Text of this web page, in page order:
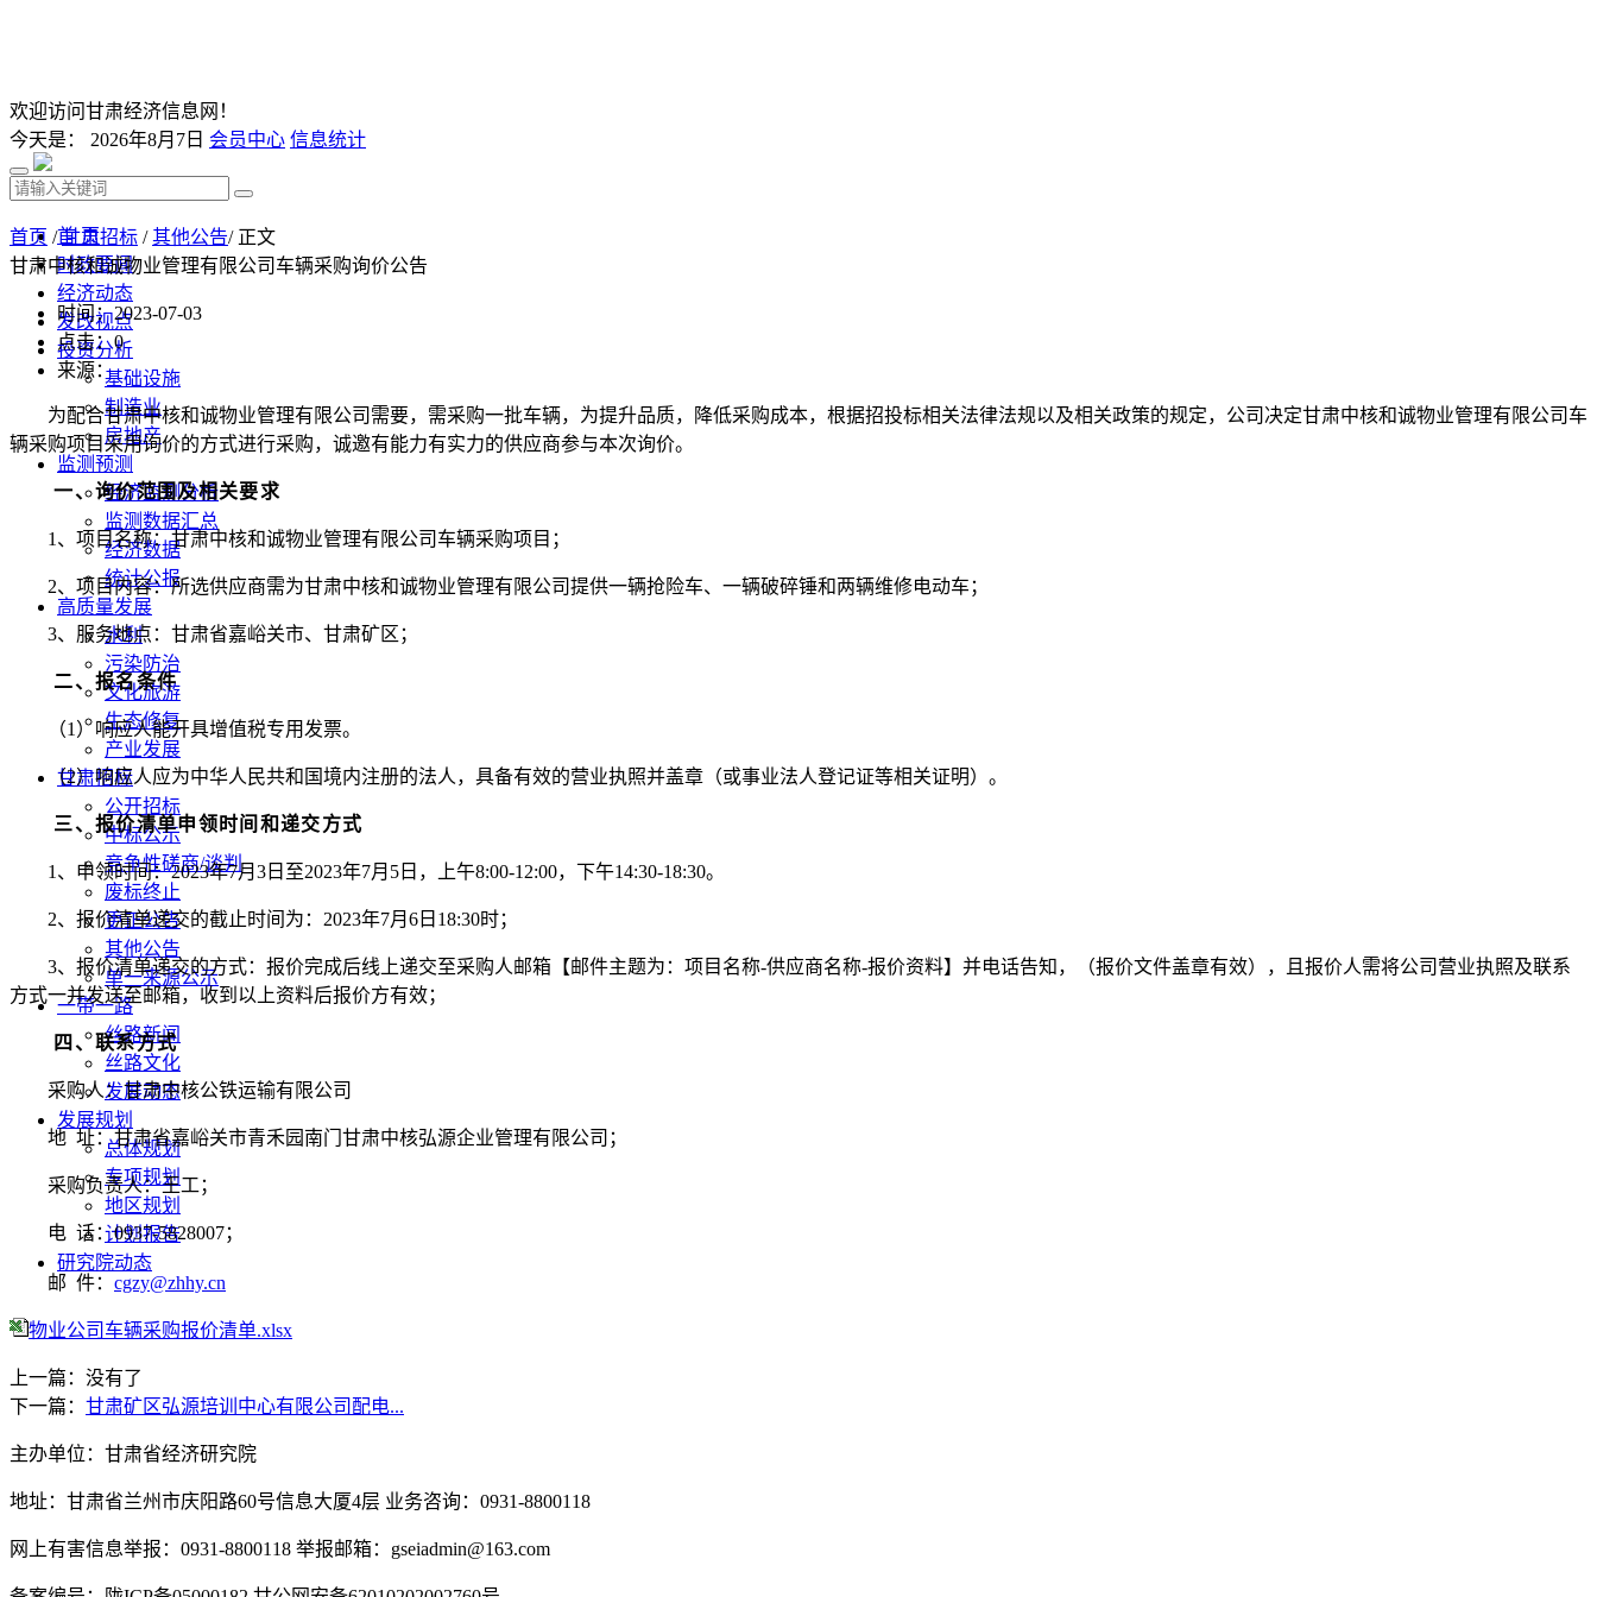
欢迎访问甘肃经济信息网！
今天是： 2026年8月7日 会员中心 信息统计
首 页
时政要闻
经济动态
发改视点
投资分析
基础设施
制造业
房地产
监测预测
经济监测分析
监测数据汇总
经济数据
统计公报
高质量发展
水利
污染防治
文化旅游
生态修复
产业发展
甘肃招标
公开招标
中标公示
竞争性磋商/谈判
废标终止
更正公告
其他公告
单一来源公示
一带一路
丝路新闻
丝路文化
发展动态
发展规划
总体规划
专项规划
地区规划
计划报告
研究院动态
首页 /甘肃招标 /其他公告/ 正文
甘肃中核和诚物业管理有限公司车辆采购询价公告
时间：2023-07-03
点击：0
来源：
为配合甘肃中核和诚物业管理有限公司需要，需采购一批车辆，为提升品质，降低采购成本，根据招投标相关法律法规以及相关政策的规定，公司决定甘肃中核和诚物业管理有限公司车
辆采购项目采用询价的方式进行采购，诚邀有能力有实力的供应商参与本次询价。
一、询价范围及相关要求
1、项目名称：甘肃中核和诚物业管理有限公司车辆采购项目；
2、项目内容：所选供应商需为甘肃中核和诚物业管理有限公司提供一辆抢险车、一辆破碎锤和两辆维修电动车；
3、服务地点：甘肃省嘉峪关市、甘肃矿区；
二、报名条件
（1 ）响应人能开具增值税专用发票。
（2）响应人应为中华人民共和国境内注册的法人，具备有效的营业执照并盖章（或事业法人登记证等相关证明）。
三、报价清单申领时间和递交方式
1 、申领时间：2023年7月 3 日至2023年7月 5 日，上午8:00-12:00，下午14:30-18:30。
2、报价清单递交的截止时间为： 2023年7月 6 日 18:30时；
3、报价清单递交的方式： 报价完成后线上递交至采购人邮箱【邮件主题为：项目名称-供应商名称-报价资料】并电话告知 ， （报价文件盖章有效），且 报价人需将公司营业执照及联系
方式一并发送至邮箱， 收到以上资料后报价方有效；
四、联系方式
采购人：甘肃中核公铁运输有限公司
地 址：甘肃省嘉峪关市青禾园南门甘肃中核弘源企业管理有限公司 ；
采购负责人：王工；
电 话：0937-5828007；
邮 件： cgzy@zhhy.cn
物业公司车辆采购报价清单.xlsx
上一篇：没有了
下一篇： 甘肃矿区弘源培训中心有限公司配电...
主办单位：甘肃省经济研究院
地址：甘肃省兰州市庆阳路60号信息大厦4层 业务咨询：0931-8800118
网上有害信息举报：0931-8800118 举报邮箱：gseiadmin@163.com